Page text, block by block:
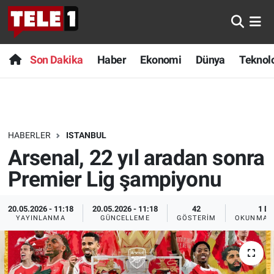
Son Dakika Haber Ekonomi Dünya
HABERLER ISTANBUL
Arsenal, 22 yıl aradan sonra
Premier Lig şampiyonu
20.05.2026 - 11:18
YAYINLANMA
20.05.2026 - 11:18
GÜNCELLEME
42
GÖSTERIM
1 DK
OKUNMA
Anında Manşet
Başka Sohbetler
Bilim turu
Bilim ve Teknoloji Evreni
Doğa Konuşuyor
Dünya
Ege Saati
Son Dakika
Haber
Dünya
Teknoloji
Sağlık
Spor
Yayın Akışı
Nöbetçi Eczaneler
Hava Durumu
Trafik Durumu
Süper Lig Puan Durumu ve Fikstür
Tüm Manşetler
Son Dakika Haberleri
Haber Arşivi